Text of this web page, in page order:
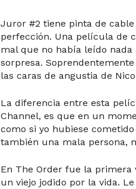
Juror #2 tiene pinta de
perfección. Una película de
mal que no había leído nada
sorpresa.
las caras de angustia de
La diferencia entre esta
Channel, es que en un
como si yo hubiese
también una mala persona,
En The Order fue la
un viejo jodido por la vida.